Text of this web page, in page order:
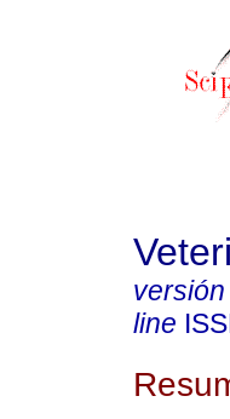
line